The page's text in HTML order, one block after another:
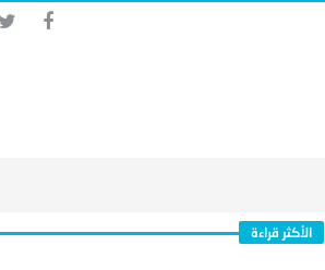
الأكثر قراءة